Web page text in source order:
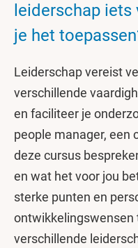
leiderschap
je het
Leiderschap vereist
verschillende
en faciliteer je
people manager, een
deze cursus
en wat het voor jou
sterke punten en
ontwikkelingswensen
verschillende